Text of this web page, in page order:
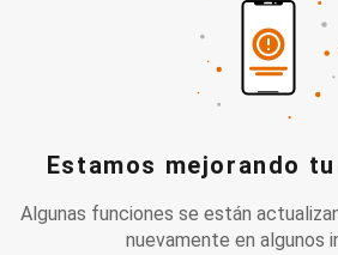
Estamos mejorando
Algunas funciones se están
nuevamente en algunos